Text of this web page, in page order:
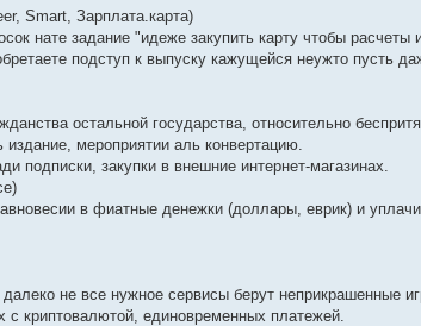
Smart, Зарплата.карта)
нате задание "идеже закупить карту чтобы
подступ к выпуску кажущейся неужто пусть
остальной государства, относительно
мероприятии аль конвертацию.
подписки, закупки в внешние интернет-магазинах.
в фиатные денежки (доллары, еврик) и
не все нужное сервисы берут неприкрашенные
криптовалютой, единовременных платежей.